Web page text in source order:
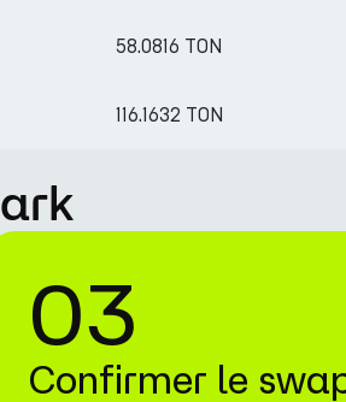
58.0816 TON
116.1632 TON
03
Confirmer le